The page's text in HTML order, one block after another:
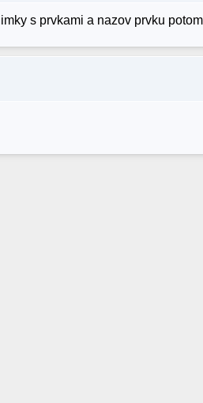
s prvkami a nazov prvku